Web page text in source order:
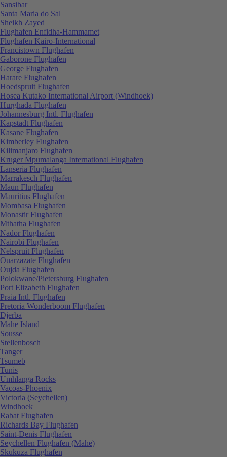
Sansibar
Santa Maria do Sal
Sheikh Zayed
Flughafen Enfidha-Hammamet
Flughafen Kairo-International
Francistown Flughafen
Gaborone Flughafen
George Flughafen
Harare Flughafen
Hoedspruit Flughafen
Hosea Kutako International Airport (Windhoek)
Hurghada Flughafen
Johannesburg Intl. Flughafen
Kapstadt Flughafen
Kasane Flughafen
Kimberley Flughafen
Kilimanjaro Flughafen
Kruger Mpumalanga International Flughafen
Lanseria Flughafen
Marrakesch Flughafen
Maun Flughafen
Mauritius Flughafen
Mombasa Flughafen
Monastir Flughafen
Mthatha Flughafen
Nador Flughafen
Nairobi Flughafen
Nelspruit Flughafen
Ouarzazate Flughafen
Oujda Flughafen
Polokwane/Pietersburg Flughafen
Port Elizabeth Flughafen
Praia Intl. Flughafen
Pretoria Wonderboom Flughafen
Djerba
Mahe Island
Sousse
Stellenbosch
Tanger
Tsumeb
Tunis
Umhlanga Rocks
Vacoas-Phoenix
Victoria (Seychellen)
Windhoek
Rabat Flughafen
Richards Bay Flughafen
Saint-Denis Flughafen
Seychellen Flughafen (Mahe)
Skukuza Flughafen